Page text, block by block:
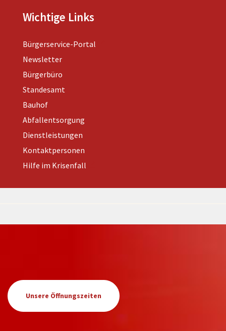
Wichtige Links
Bürgerservice-Portal
Newsletter
Bürgerbüro
Standesamt
Bauhof
Abfallentsorgung
Dienstleistungen
Kontaktpersonen
Hilfe im Krisenfall
Unsere Öffnungszeiten